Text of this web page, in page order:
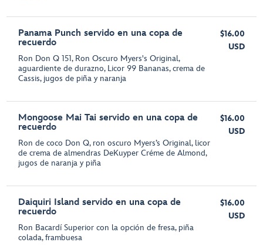
Panama Punch servido en una copa de
recuerdo
Ron Don Q 151, Ron Oscuro Myers's Original,
aguardiente de durazno, Licor 99 Bananas, crema de
Cassis, jugos de piña y naranja
$16.00
USD
Mongoose Mai Tai servido en una copa de
recuerdo
Ron de coco Don Q, ron oscuro Myers’s Original, licor
de crema de almendras DeKuyper Créme de Almond,
jugos de naranja y piña
$16.00
USD
Daiquiri Island servido en una copa de
recuerdo
Ron Bacardí Superior con la opción de fresa, piña
colada, frambuesa
$16.00
USD